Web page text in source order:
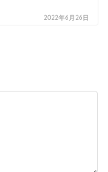
2022年6月26日